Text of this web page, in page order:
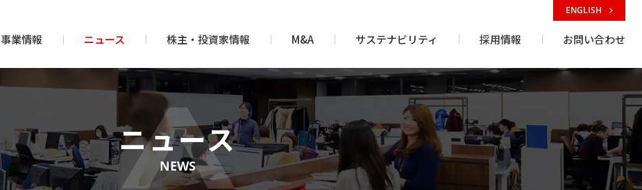
事業情報 ニュース 株主・投資家情報 M&A サステナビリティ 採用情報 お問い合わせ
ENGLISH
ニュース
NEWS